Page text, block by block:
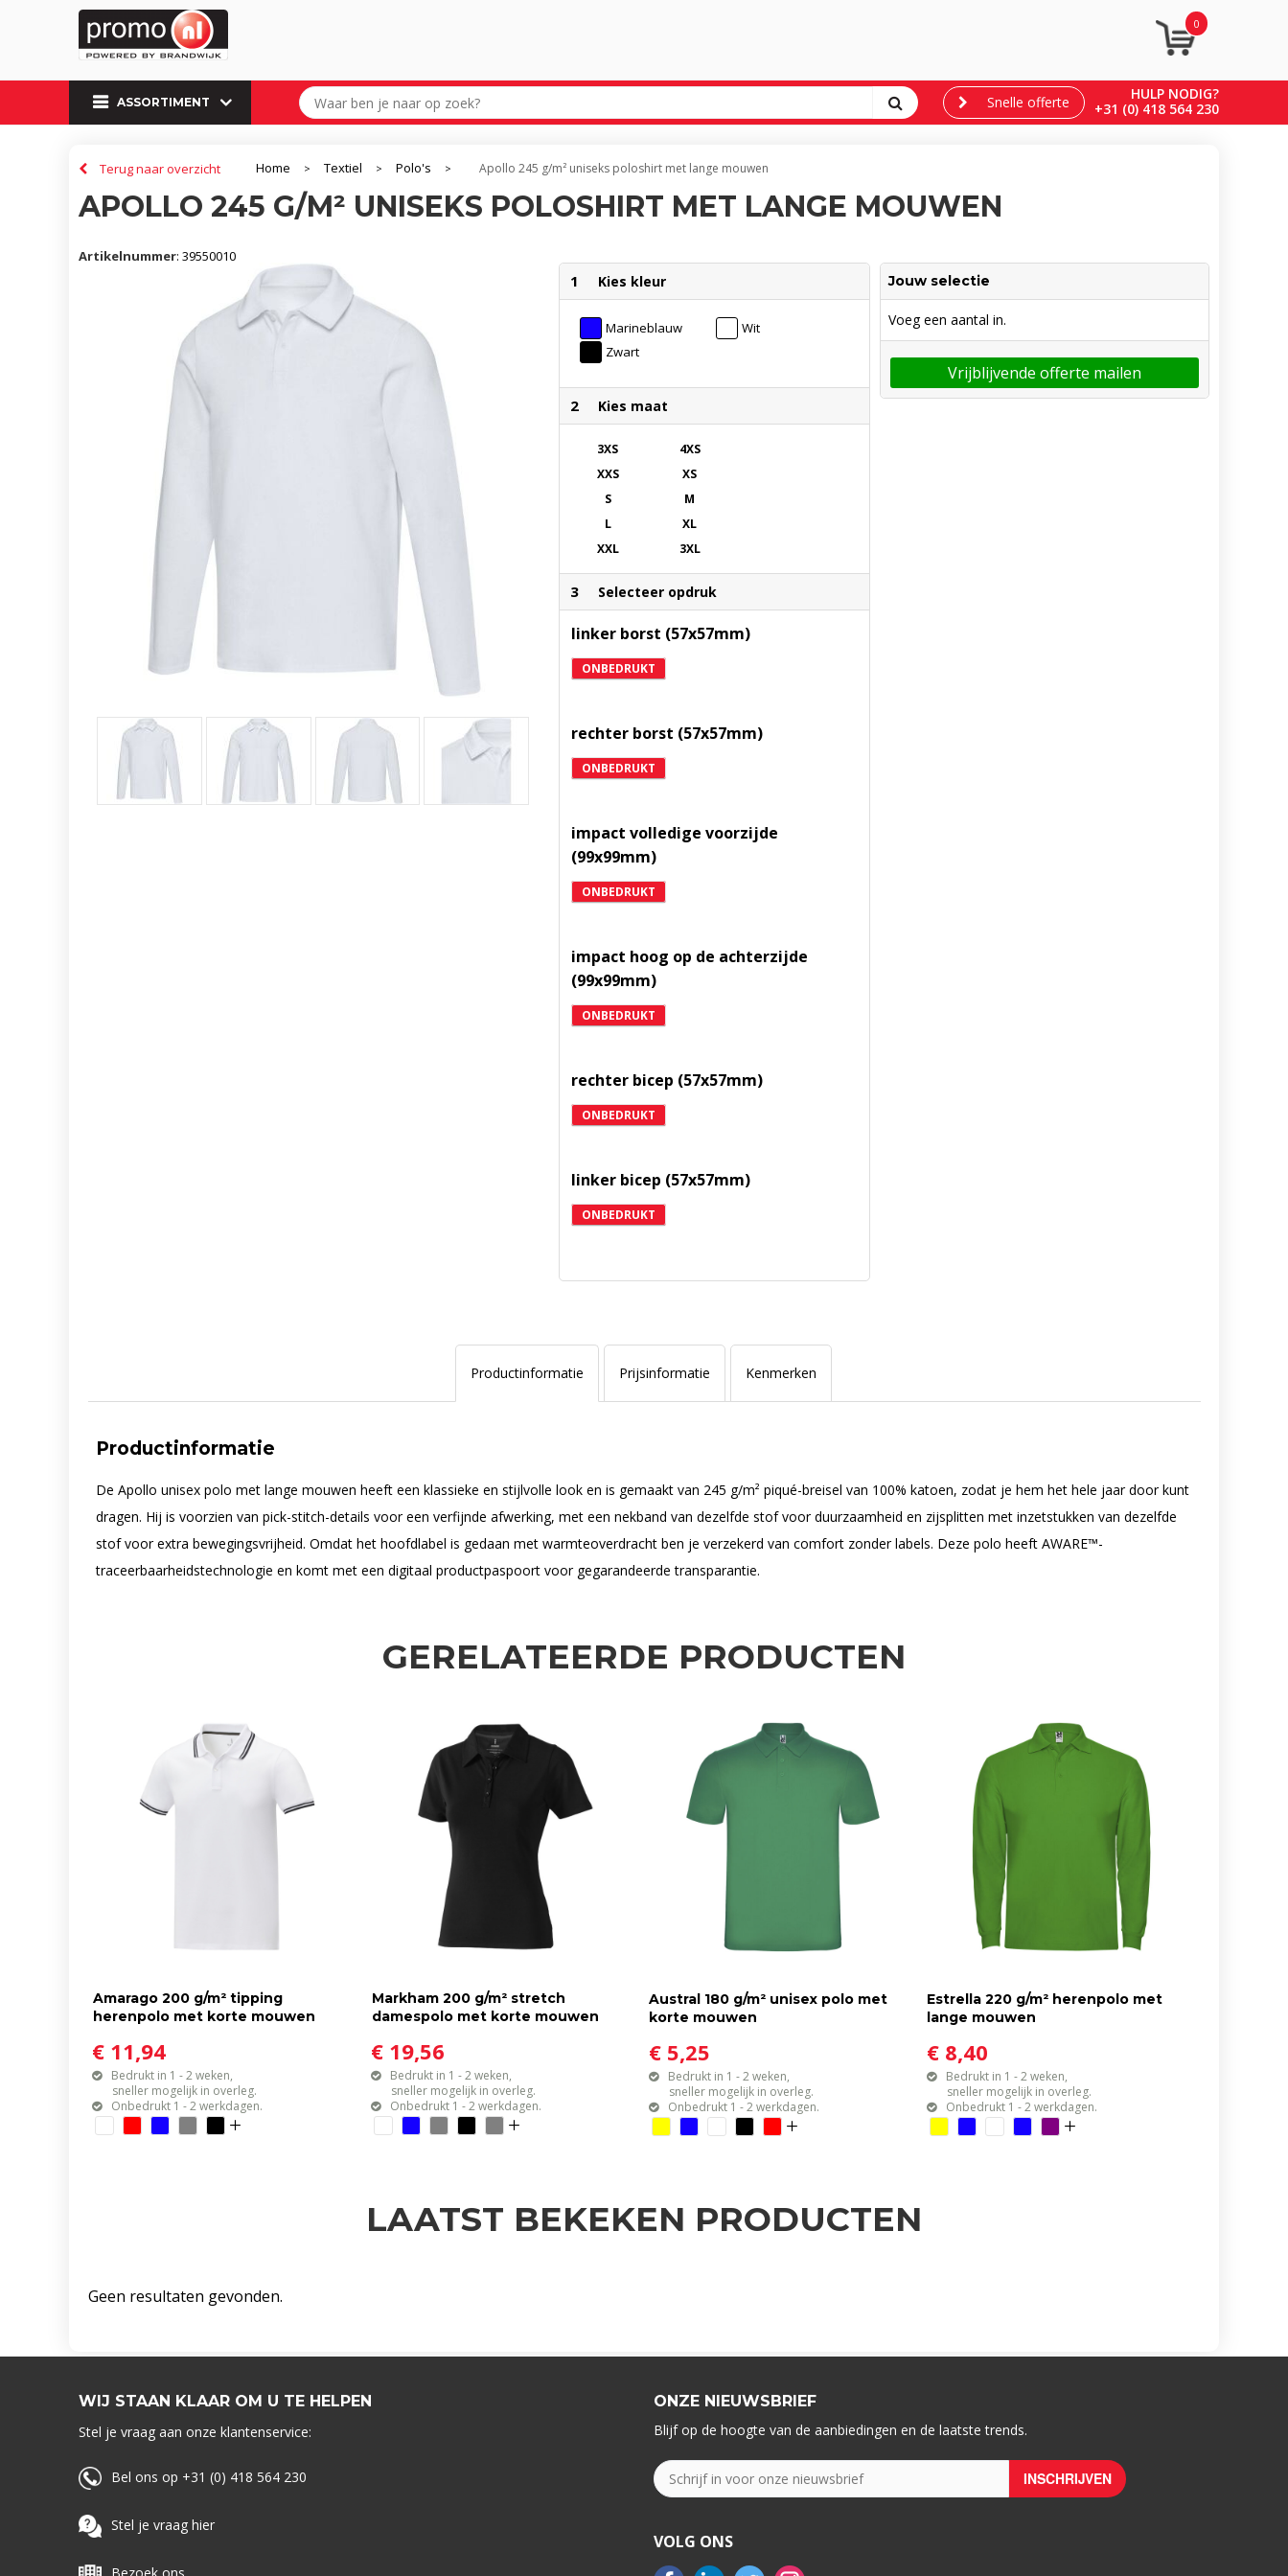
0
ASSORTIMENT
HULP NODIG?
+31 (0) 418 564 230
Snelle offerte
Terug naar overzicht Home > Textiel > Polo's > Apollo 245 g/m² uniseks poloshirt met lange mouwen
APOLLO 245 G/M² UNISEKS POLOSHIRT MET LANGE MOUWEN
Artikelnummer: 39550010
1 Kies kleur
Marineblauw
Wit
Zwart
2 Kies maat
3XS
4XS
XXS
XS
S
M
L
XL
XXL
3XL
3 Selecteer opdruk
linker borst (57x57mm)
ONBEDRUKT
rechter borst (57x57mm)
ONBEDRUKT
impact volledige voorzijde
(99x99mm)
ONBEDRUKT
impact hoog op de achterzijde
(99x99mm)
ONBEDRUKT
rechter bicep (57x57mm)
ONBEDRUKT
linker bicep (57x57mm)
ONBEDRUKT
Jouw selectie
Voeg een aantal in.
Vrijblijvende offerte mailen
Productinformatie Prijsinformatie Kenmerken
Productinformatie
De Apollo unisex polo met lange mouwen heeft een klassieke en stijlvolle look en is gemaakt van 245 g/m² piqué-breisel van 100% katoen, zodat je hem het hele jaar door kunt
dragen. Hij is voorzien van pick-stitch-details voor een verfijnde afwerking, met een nekband van dezelfde stof voor duurzaamheid en zijsplitten met inzetstukken van dezelfde
stof voor extra bewegingsvrijheid. Omdat het hoofdlabel is gedaan met warmteoverdracht ben je verzekerd van comfort zonder labels. Deze polo heeft AWARE™-
traceerbaarheidstechnologie en komt met een digitaal productpaspoort voor gegarandeerde transparantie.
GERELATEERDE PRODUCTEN
Amarago 200 g/m² tipping
herenpolo met korte mouwen
€ 11,94
Bedrukt in 1 - 2 weken,
sneller mogelijk in overleg.
Onbedrukt 1 - 2 werkdagen.
Markham 200 g/m² stretch
damespolo met korte mouwen
€ 19,56
Bedrukt in 1 - 2 weken,
sneller mogelijk in overleg.
Onbedrukt 1 - 2 werkdagen.
Austral 180 g/m² unisex polo met
korte mouwen
€ 5,25
Bedrukt in 1 - 2 weken,
sneller mogelijk in overleg.
Onbedrukt 1 - 2 werkdagen.
Estrella 220 g/m² herenpolo met
lange mouwen
€ 8,40
Bedrukt in 1 - 2 weken,
sneller mogelijk in overleg.
Onbedrukt 1 - 2 werkdagen.
LAATST BEKEKEN PRODUCTEN
Geen resultaten gevonden.
WIJ STAAN KLAAR OM U TE HELPEN
Stel je vraag aan onze klantenservice:
Bel ons op +31 (0) 418 564 230
Stel je vraag hier
ONZE NIEUWSBRIEF
Blijf op de hoogte van de aanbiedingen en de laatste trends.
VOLG ONS